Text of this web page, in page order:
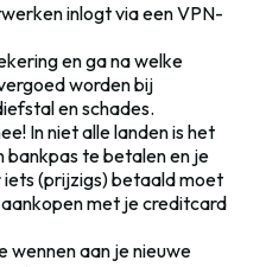
inlogt via een VPN-
en ga na welke
worden bij
en schades.
In niet alle landen is het
bankpas te betalen en je
(prijzigs) betaald moet
met je creditcard
wennen aan je nieuwe